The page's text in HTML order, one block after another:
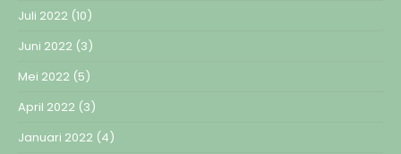
Juli 2022 (10)
Juni 2022 (3)
Mei 2022 (5)
April 2022 (3)
Januari 2022 (4)